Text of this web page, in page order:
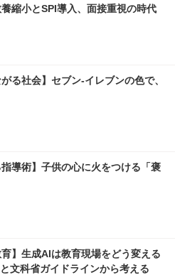
縮小とSPI導入、面接重視の時代
がる社会】セブン‐イレブンの色で、
指導術】子供の心に火をつける「褒
育】生成AIは教育現場をどう変える
文科省ガイドラインから考える